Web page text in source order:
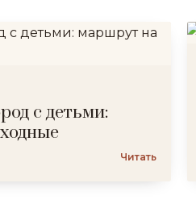
с детьми:
Читать